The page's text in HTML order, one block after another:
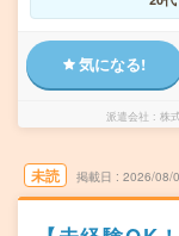
気になる!
派遣会社 株
未読 掲載日 2026/08/